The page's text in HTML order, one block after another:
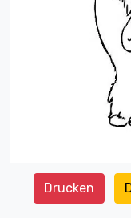
Drucken